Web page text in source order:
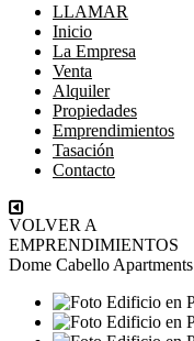
LLAMAR
Inicio
La Empresa
Venta
Alquiler
Propiedades
Emprendimientos
Tasación
Contacto
VOLVER A
EMPRENDIMIENTOS
Dome Cabello Apartments